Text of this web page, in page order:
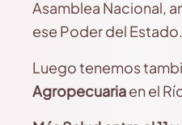
Asamblea Nacional,
ese Poder del Estado.
Luego tenemos
Agropecuariaen el